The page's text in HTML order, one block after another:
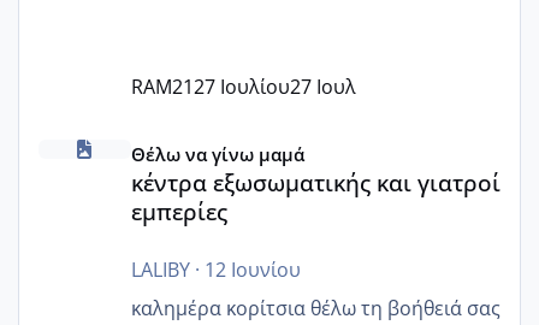
RAM2127 Ιουλίου27 Ιουλ
κέντρα εξωσωματικής και γιατροί εμπερίες
Θέλω να γίνω μαμά
κέντρα εξωσωματικής και γιατροί
εμπερίες
LALIBY· 12 Ιουνίου
καλημέρα κορίτσια θέλω τη βοήθειά σας